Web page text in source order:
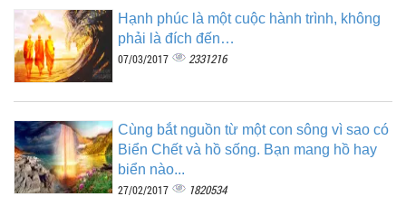
Hạnh phúc là một cuộc hành trình, không
phải là đích đến…
07/03/2017 2331216
Cùng bắt nguồn từ một con sông vì sao có
Biển Chết và hồ sống. Bạn mang hồ hay
biển nào...
27/02/2017 1820534